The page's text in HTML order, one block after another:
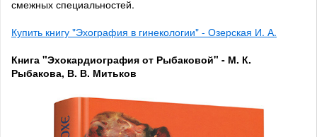
смежных специальностей.
Купить книгу "Эхография в гинекологии" - Озерская И. А.
Книга "Эхокардиография от Рыбаковой" - М. К.
Рыбакова, В. В. Митьков